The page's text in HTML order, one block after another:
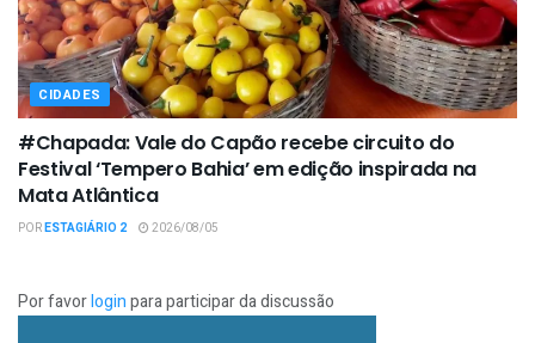
CIDADES
#Chapada: Vale do Capão recebe circuito do
Festival ‘Tempero Bahia’ em edição inspirada na
Mata Atlântica
PORESTAGIÁRIO 2 2026/08/05
Por favorloginpara participar da discussão